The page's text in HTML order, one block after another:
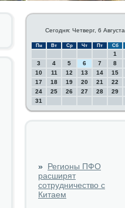
Сегодня: Четверг, 6 Августа
Пн Вт Ср Чт Пт Сб
1
3
4 5 6 7 8
10
11 12 13 14 15
17
18 19 20 21 22
24
25 26 27 28 29
31
» Регионы ПФО
расширят
сотрудничество с
Китаем